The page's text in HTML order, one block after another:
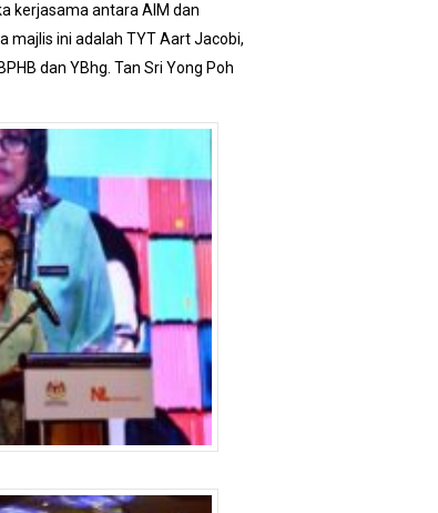
kerjasama antara AIM dan
majlis ini adalah TYT Aart Jacobi,
dan YBhg. Tan Sri Yong Poh